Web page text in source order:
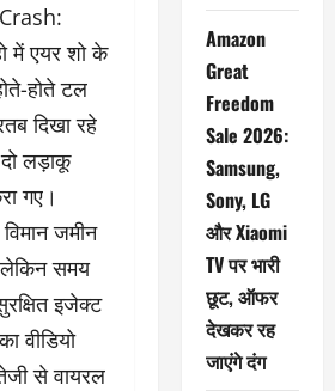
में एयर शो के
होते टल
दिखा रहे
लड़ाकू
गए।
जमीन
समय
इजेक्ट
वीडियो
से वायरल
Amazon
Great
Freedom
Sale 2026:
Samsung,
Sony, LG
और Xiaomi
TV पर भारी
छूट, ऑफर
देखकर रह
जाएंगे दंग